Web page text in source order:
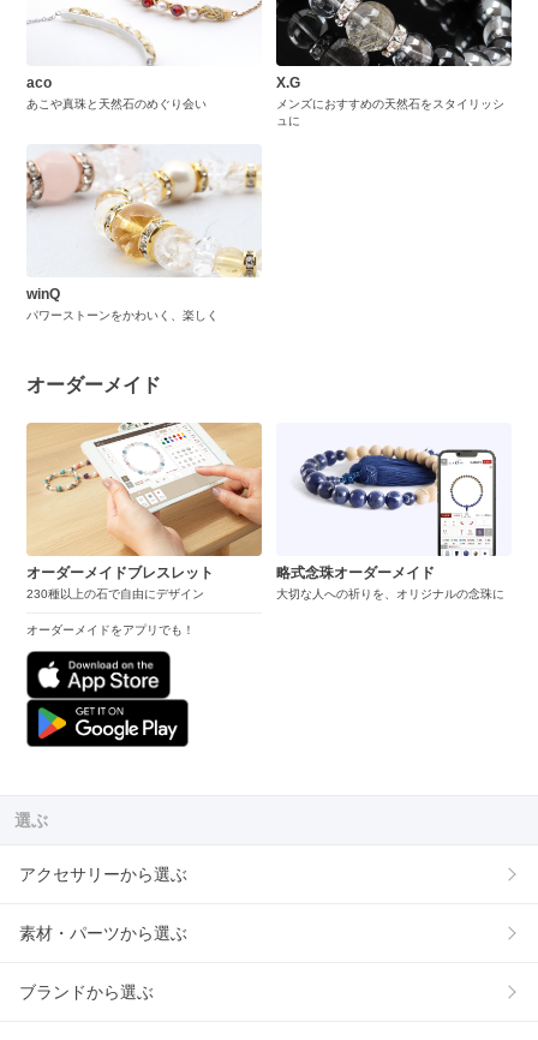
aco
あこや真珠と天然石のめぐり会い
X.G
メンズにおすすめの天然石をスタイリッシ
ュに
winQ
パワーストーンをかわいく、楽しく
オーダーメイド
オーダーメイドブレスレット
230種以上の石で自由にデザイン
オーダーメイドをアプリでも！
略式念珠オーダーメイド
大切な人への祈りを、オリジナルの念珠に
選ぶ
アクセサリーから選ぶ
素材・パーツから選ぶ
ブランドから選ぶ